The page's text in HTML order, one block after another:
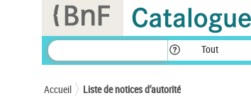
Tout
Accueil Liste de notices d’autorité
Panneau de gestion des cookies